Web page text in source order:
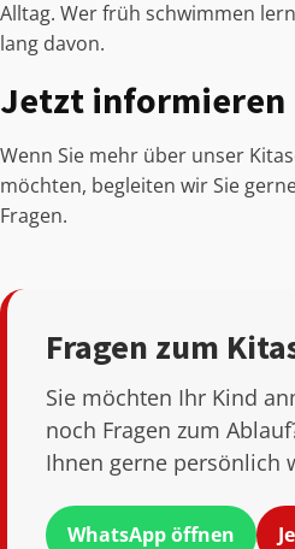
Alltag. Wer früh schwimmen
lang davon.
Jetzt informieren
Wenn Sie mehr über unser
möchten, begleiten wir Sie
Fragen.
Fragen zum
Sie möchten Ihr Kind
noch Fragen zum
Ihnen gerne persönlich
WhatsApp öffnen